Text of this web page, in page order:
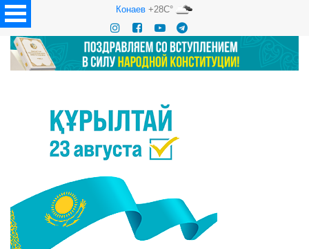
Конаев+28C°